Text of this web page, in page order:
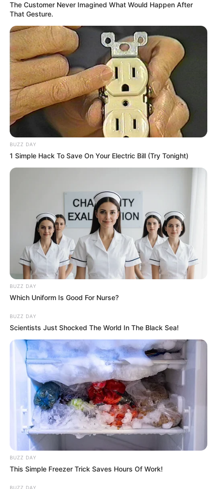
edden délután újra összeül az Országgyűlés, és a
jelek szerint a Tisza Párt rögtön komoly tempót
diktálna a parlamentben. Magyar Péterék több
fontos ügyet is napirendre tűznek,
The Customer Never Imagined What Would Happen After
That Gesture.
BUZZ DAY
1 Simple Hack To Save On Your Electric Bill (Try Tonight)
BUZZ DAY
Which Uniform Is Good For Nurse?
BUZZ DAY
Scientists Just Shocked The World In The Black Sea!
BUZZ DAY
This Simple Freezer Trick Saves Hours Of Work!
BUZZ DAY